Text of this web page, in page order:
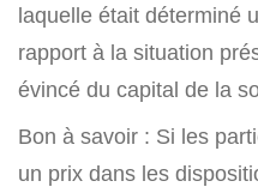
laquelle était déterminé
rapport à la situation
évincé du capital de la
Bon à savoir : Si les
un prix dans les